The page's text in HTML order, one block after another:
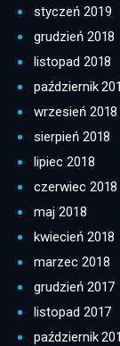
styczeń 2019
grudzień 2018
listopad 2018
październik
wrzesień 2018
sierpień 2018
lipiec 2018
czerwiec 2018
maj 2018
kwiecień 2018
marzec 2018
grudzień 2017
listopad 2017
październik